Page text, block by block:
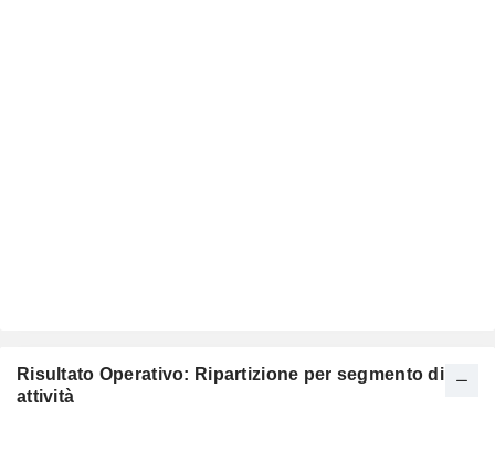
Risultato Operativo: Ripartizione per segmento di
attività